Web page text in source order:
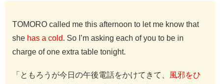
TOMORO called me this afternoon to let me know that
she has a cold. So I’m asking each of you to be in
charge of one extra table tonight.
「ともろうが今日の午後電話をかけてきて、
風邪をひ